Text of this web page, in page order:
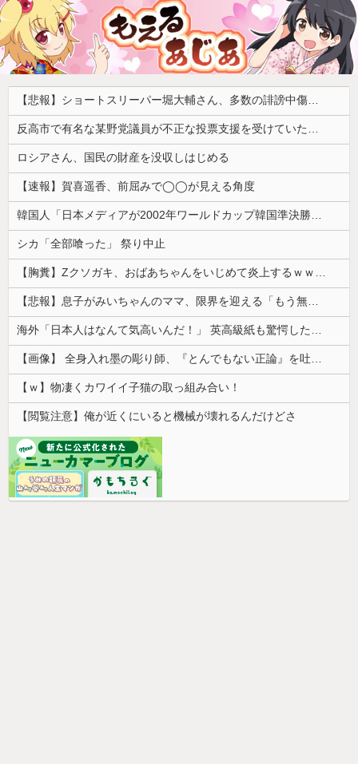
【悲報】ショートスリーパー堀大輔さん、多数の誹謗中傷で涙が止まらなくなってしまう動画がネットで話題に → ………
反高市で有名な某野党議員が不正な投票支援を受けていた過去が発掘、「説明責任があるのでは？」と揶揄されており……
ロシアさん、国民の財産を没収しはじめる
【速報】賀喜遥香、前屈みで◯◯が見える角度
韓国人「日本メディアが2002年ワールドカップ韓国準決勝も調査すべきと主張！」→「英国メディアも一斉に指摘‥」
シカ「全部喰った」 祭り中止
【胸糞】Zクソガキ、おばあちゃんをいじめて炎上するｗｗｗｗ
【悲報】息子がみいちゃんのママ、限界を迎える「もう無理。普通の家庭を築きたい。普通の子育てをしたい。」
海外「日本人はなんて気高いんだ！」 英高級紙も驚愕した極限の中の日本人の姿に世界が衝撃
【画像】 全身入れ墨の彫り師、『とんでもない正論』を吐いて30万再生されてしまうｗｗｗｗｗｗｗ
【ｗ】物凄くカワイイ子猫の取っ組み合い！
【閲覧注意】俺が近くにいると機械が壊れるんだけどさ